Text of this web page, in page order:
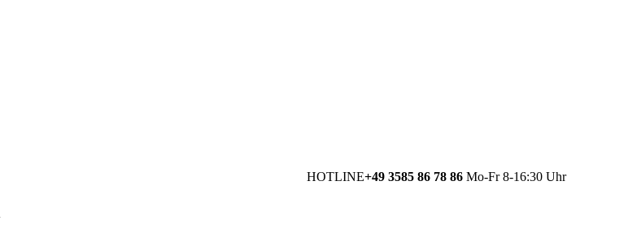
HOTLINE+49 3585 86 78 86 Mo-Fr 8-16:30 Uhr